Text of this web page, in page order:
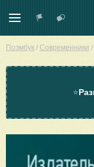
Поэмбук / Современники /
⭐